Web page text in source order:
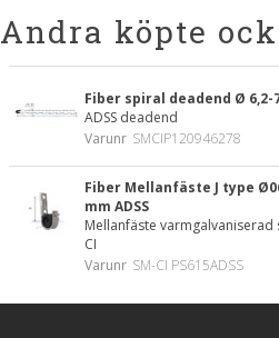
Andra köpte
Fiber spiral deadend Ø 6,2-
ADSS deadend
Varunr SMCIP120946278
Fiber Mellanfäste J type
mm ADSS
Mellanfäste varmgalvaniserad
CI
Varunr SM-CI PS615ADSS